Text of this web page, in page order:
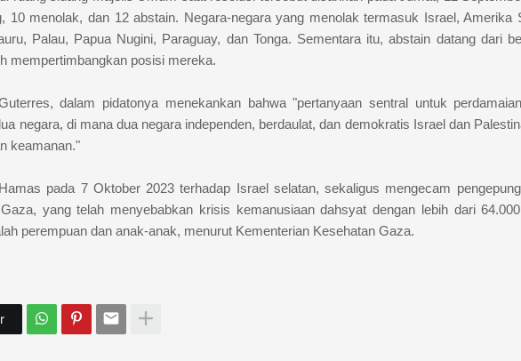
10 menolak, dan 12 abstain. Negara-negara yang menolak termasuk Israel, Amerika
Palau, Papua Nugini, Paraguay, dan Tonga. Sementara itu, abstain datang dari
mempertimbangkan posisi mereka.
dalam pidatonya menekankan bahwa "pertanyaan sentral untuk
negara, di mana dua negara independen, berdaulat, dan demokratis Israel dan
keamanan."
pada 7 Oktober 2023 terhadap Israel selatan, sekaligus mengecam
yang telah menyebabkan krisis kemanusiaan dahsyat dengan lebih dari
perempuan dan anak-anak, menurut Kementerian Kesehatan Gaza.